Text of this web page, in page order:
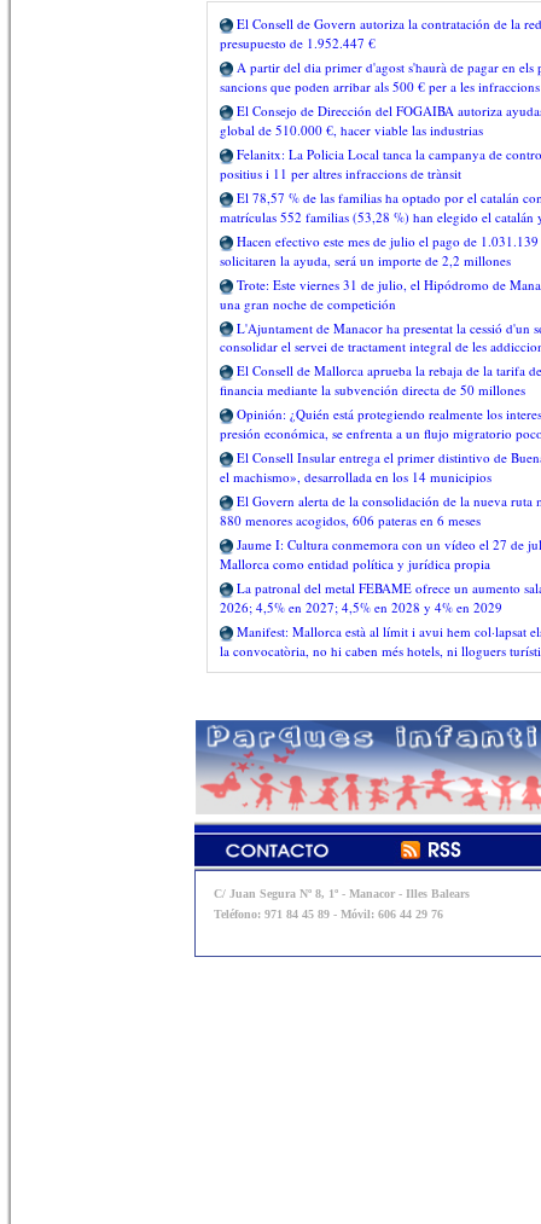
El Consell de Govern autoriza la contratación de la
presupuesto de 1.952.447 €
A partir del dia primer d'agost s'haurà de pagar en
sancions que poden arribar als 500 € per a les
El Consejo de Dirección del FOGAIBA autoriza
global de 510.000 €, hacer viable las industrias
Felanitx: La Policia Local tanca la campanya de
positius i 11 per altres infraccions de trànsit
El 78,57 % de las familias ha optado por el catalán
matrículas 552 familias (53,28 %) han elegido el
Hacen efectivo este mes de julio el pago de
solicitaren la ayuda, será un importe de 2,2 millones
Trote: Este viernes 31 de julio, el Hipódromo de
una gran noche de competición
L'Ajuntament de Manacor ha presentat la cessió d'un
consolidar el servei de tractament integral de les
El Consell de Mallorca aprueba la rebaja de la tarifa
financia mediante la subvención directa de 50 millones
Opinión: ¿Quién está protegiendo realmente los
presión económica, se enfrenta a un flujo migratorio
El Consell Insular entrega el primer distintivo de
el machismo», desarrollada en los 14 municipios
El Govern alerta de la consolidación de la nueva ruta
880 menores acogidos, 606 pateras en 6 meses
Jaume I: Cultura conmemora con un vídeo el 27 de
Mallorca como entidad política y jurídica propia
La patronal del metal FEBAME ofrece un aumento
2026; 4,5% en 2027; 4,5% en 2028 y 4% en 2029
Manifest: Mallorca està al límit i avui hem col·lapsat
la convocatòria, no hi caben més hotels, ni lloguers
C/ Juan Segura Nº 8, 1º - Manacor - Illes Balears
Teléfono: 971 84 45 89 - Móvil: 606 44 29 76